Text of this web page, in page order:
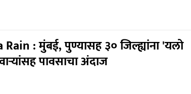
: मुंबई, पुण्यासह ३० जिल्ह्यांना 'यलो
पावसाचा अंदाज